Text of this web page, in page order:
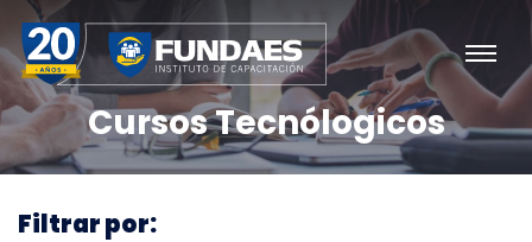
FUNDAES
Cursos Tecnólogicos
Filtrar por: